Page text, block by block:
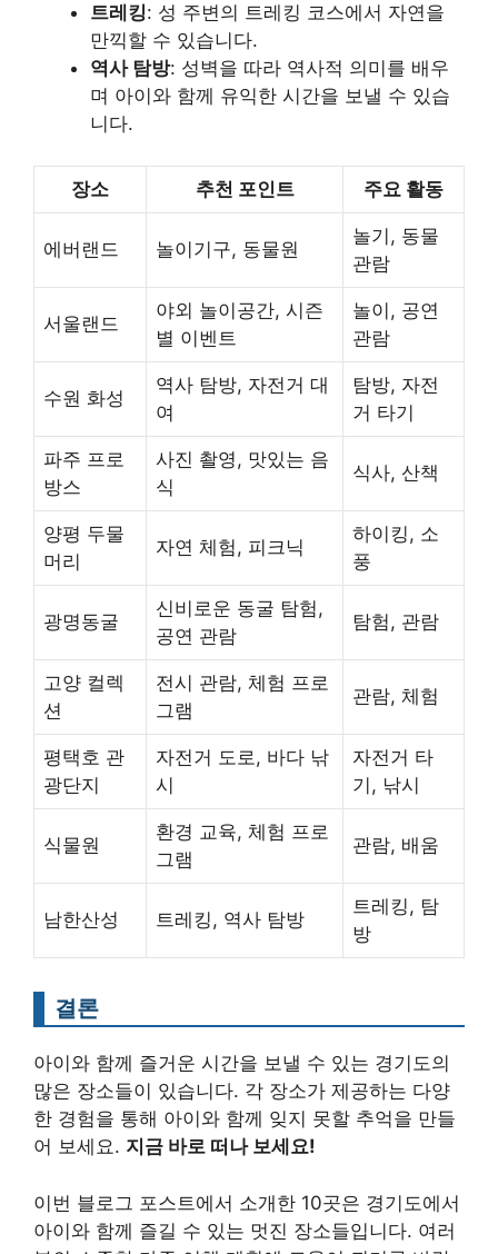
트레킹: 성 주변의 트레킹 코스에서 자연을
만끽할 수 있습니다.
역사 탐방: 성벽을 따라 역사적 의미를 배우
며 아이와 함께 유익한 시간을 보낼 수 있습
니다.
장소 추천 포인트 주요 활동
에버랜드 놀이기구, 동물원
놀기, 동물
관람
서울랜드
야외 놀이공간, 시즌
별 이벤트
놀이, 공연
관람
수원 화성
역사 탐방, 자전거 대
여
탐방, 자전
거 타기
파주 프로
방스
사진 촬영, 맛있는 음
식
식사, 산책
양평 두물
머리
자연 체험, 피크닉
하이킹, 소
풍
광명동굴
신비로운 동굴 탐험,
공연 관람
탐험, 관람
고양 컬렉
션
전시 관람, 체험 프로
그램
관람, 체험
평택호 관
광단지
자전거 도로, 바다 낚
시
자전거 타
기, 낚시
식물원
환경 교육, 체험 프로
그램
관람, 배움
남한산성 트레킹, 역사 탐방
트레킹, 탐
방
결론
아이와 함께 즐거운 시간을 보낼 수 있는 경기도의
많은 장소들이 있습니다. 각 장소가 제공하는 다양
한 경험을 통해 아이와 함께 잊지 못할 추억을 만들
어 보세요. 지금 바로 떠나 보세요!
이번 블로그 포스트에서 소개한 10곳은 경기도에서
아이와 함께 즐길 수 있는 멋진 장소들입니다. 여러